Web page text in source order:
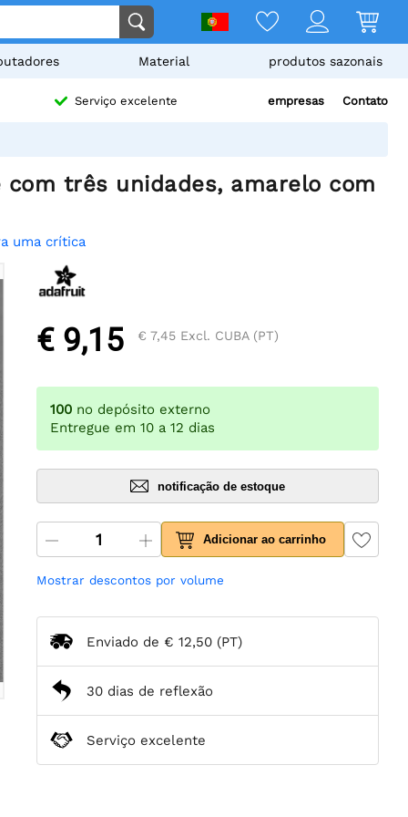
Material produtos sazonais
Serviço excelente empresas Contato
três unidades, amarelo com
uma crítica
€ 9,15 € 7,45 Excl. CUBA (PT)
100 no depósito externo
Entregue em 10 a 12 dias
notificação de estoque
Adicionar ao carrinho
Mostrar descontos por volume
Enviado de € 12,50 (PT)
30 dias de reflexão
Serviço excelente